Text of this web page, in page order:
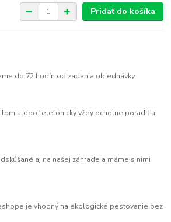
Pridať do košíka
do 72 hodín od zadania objednávky.
alebo telefonicky vždy ochotne poradiť a
aj na našej záhrade a máme s nimi
je vhodný na ekologické pestovanie bez